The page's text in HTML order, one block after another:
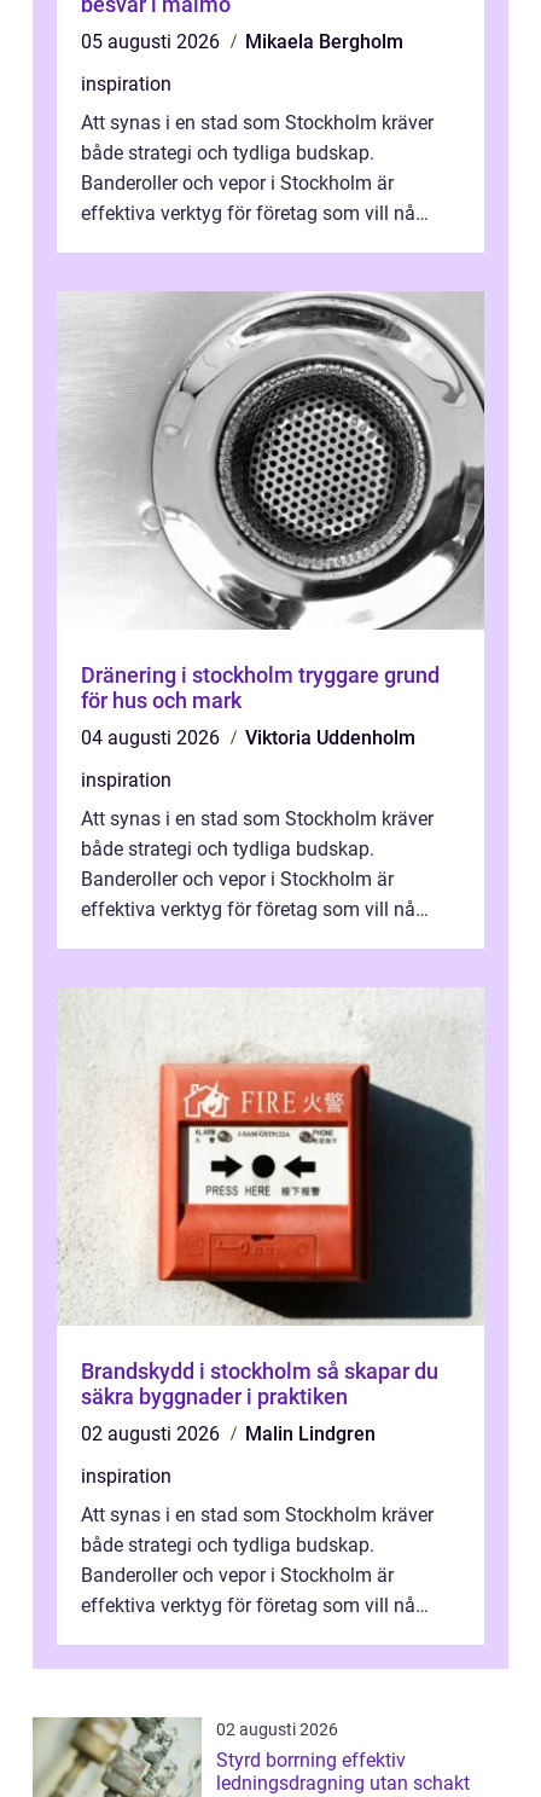
05 augusti 2026
Mikaela Bergholm
inspiration
Att synas i en stad som Stockholm kräver
både strategi och tydliga budskap.
Banderoller och vepor i Stockholm är
effektiva verktyg för företag som vill nå
Dränering i stockholm tryggare grund
för hus och mark
04 augusti 2026
Viktoria Uddenholm
inspiration
Att synas i en stad som Stockholm kräver
både strategi och tydliga budskap.
Banderoller och vepor i Stockholm är
effektiva verktyg för företag som vill nå
Brandskydd i stockholm så skapar du
säkra byggnader i praktiken
02 augusti 2026
Malin Lindgren
inspiration
Att synas i en stad som Stockholm kräver
både strategi och tydliga budskap.
Banderoller och vepor i Stockholm är
effektiva verktyg för företag som vill nå
02 augusti 2026
Styrd borrning effektiv
ledningsdragning utan schakt